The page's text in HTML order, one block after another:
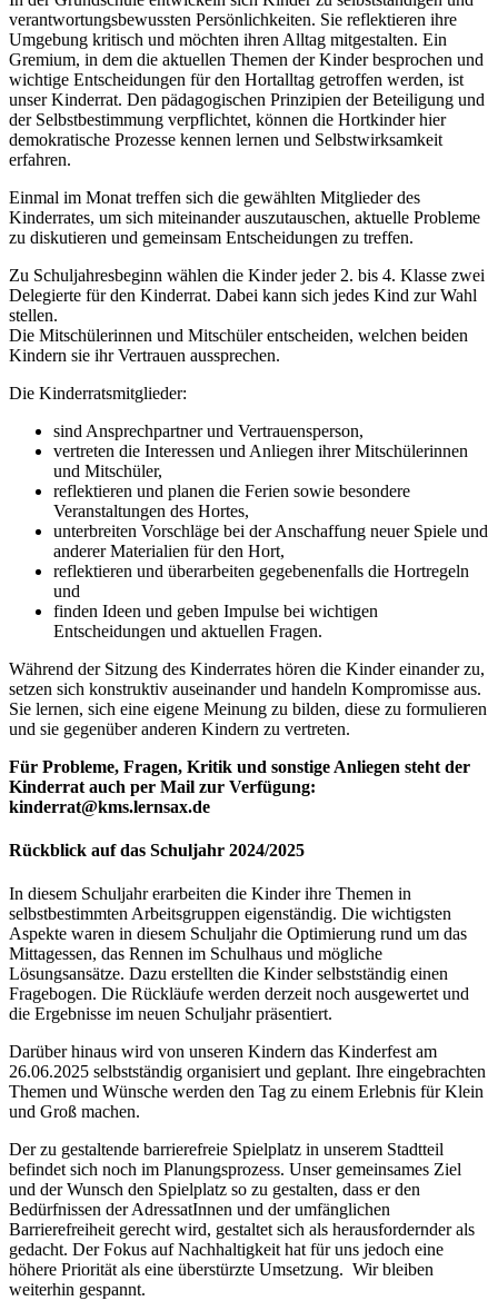
verantwortungsbewussten Persönlichkeiten. Sie reflektieren ihre
Umgebung kritisch und möchten ihren Alltag mitgestalten. Ein
Gremium, in dem die aktuellen Themen der Kinder besprochen und
wichtige Entscheidungen für den Hortalltag getroffen werden, ist
unser Kinderrat. Den pädagogischen Prinzipien der Beteiligung und
der Selbstbestimmung verpflichtet, können die Hortkinder hier
demokratische Prozesse kennen lernen und Selbstwirksamkeit
erfahren.
Einmal im Monat treffen sich die gewählten Mitglieder des
Kinderrates, um sich miteinander auszutauschen, aktuelle Probleme
zu diskutieren und gemeinsam Entscheidungen zu treffen.
Zu Schuljahresbeginn wählen die Kinder jeder 2. bis 4. Klasse zwei
Delegierte für den Kinderrat. Dabei kann sich jedes Kind zur Wahl
stellen.
Die Mitschülerinnen und Mitschüler entscheiden, welchen beiden
Kindern sie ihr Vertrauen aussprechen.
Die Kinderratsmitglieder:
sind Ansprechpartner und Vertrauensperson,
vertreten die Interessen und Anliegen ihrer Mitschülerinnen
und Mitschüler,
reflektieren und planen die Ferien sowie besondere
Veranstaltungen des Hortes,
unterbreiten Vorschläge bei der Anschaffung neuer Spiele und
anderer Materialien für den Hort,
reflektieren und überarbeiten gegebenenfalls die Hortregeln
und
finden Ideen und geben Impulse bei wichtigen
Entscheidungen und aktuellen Fragen.
Während der Sitzung des Kinderrates hören die Kinder einander zu,
setzen sich konstruktiv auseinander und handeln Kompromisse aus.
Sie lernen, sich eine eigene Meinung zu bilden, diese zu formulieren
und sie gegenüber anderen Kindern zu vertreten.
Für Probleme, Fragen, Kritik und sonstige Anliegen steht der
Kinderrat auch per Mail zur Verfügung:
kinderrat@kms.lernsax.de
Rückblick auf das Schuljahr 2024/2025
In diesem Schuljahr erarbeiten die Kinder ihre Themen in
selbstbestimmten Arbeitsgruppen eigenständig. Die wichtigsten
Aspekte waren in diesem Schuljahr die Optimierung rund um das
Mittagessen, das Rennen im Schulhaus und mögliche
Lösungsansätze. Dazu erstellten die Kinder selbstständig einen
Fragebogen. Die Rückläufe werden derzeit noch ausgewertet und
die Ergebnisse im neuen Schuljahr präsentiert.
Darüber hinaus wird von unseren Kindern das Kinderfest am
26.06.2025 selbstständig organisiert und geplant. Ihre eingebrachten
Themen und Wünsche werden den Tag zu einem Erlebnis für Klein
und Groß machen.
Der zu gestaltende barrierefreie Spielplatz in unserem Stadtteil
befindet sich noch im Planungsprozess. Unser gemeinsames Ziel
und der Wunsch den Spielplatz so zu gestalten, dass er den
Bedürfnissen der AdressatInnen und der umfänglichen
Barrierefreiheit gerecht wird, gestaltet sich als herausfordernder als
gedacht. Der Fokus auf Nachhaltigkeit hat für uns jedoch eine
höhere Priorität als eine überstürzte Umsetzung. Wir bleiben
weiterhin gespannt.